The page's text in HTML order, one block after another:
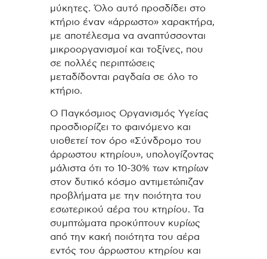
μύκητες. Όλο αυτό προσδίδει στο
κτήριο έναν «άρρωστο» χαρακτήρα,
με αποτέλεσμα να αναπτύσσονται
μικροοργανισμοί και τοξίνες, που
σε πολλές περιπτώσεις
μεταδίδονται ραγδαία σε όλο το
κτήριο.
Ο Παγκόσμιος Οργανισμός Υγείας
προσδιορίζει το φαινόμενο και
υιοθετεί τον όρο «Σύνδρομο του
άρρωστου κτηρίου», υπολογίζοντας
μάλιστα ότι το 10-30% των κτηρίων
στον δυτικό κόσμο αντιμετώπιζαν
προβλήματα με την ποιότητα του
εσωτερικού αέρα του κτηρίου. Τα
συμπτώματα προκύπτουν κυρίως
από την κακή ποιότητα του αέρα
εντός του άρρωστου κτηρίου και